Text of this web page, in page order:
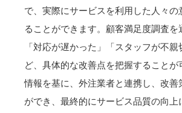
で、実際にサービスを利用した人々の
ることができます。顧客満足度調査を
「対応が遅かった」「スタッフが不
ど、具体的な改善点を把握することが
情報を基に、外注業者と連携し、改善
ができ、最終的にサービス品質の向上